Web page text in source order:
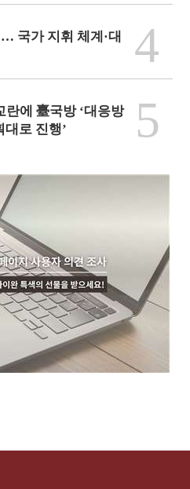
국가 지휘 체계·대
4
란에 臺국방 ‘대응방
로 진행’
5